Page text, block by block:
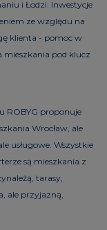
i Łodzi. Inwestycje
ze względu na
klienta - pomoc w
mieszkania pod klucz
ROBYG proponuje
Wrocław, ale
usługowe. Wszystkie
są mieszkania z
tarasy,
ale przyjazną,